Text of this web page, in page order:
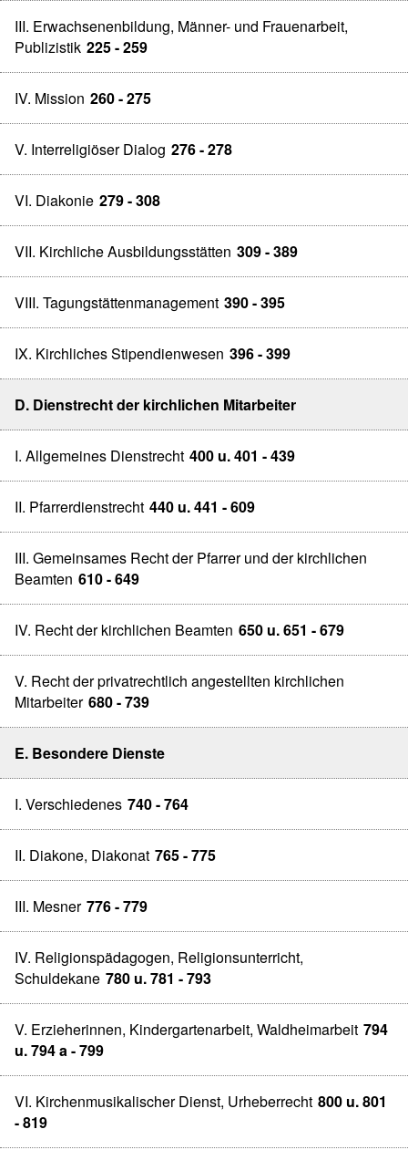
III. Erwachsenenbildung, Männer- und Frauenarbeit,
Publizistik 225 - 259
IV. Mission 260 - 275
V. Interreligiöser Dialog 276 - 278
VI. Diakonie 279 - 308
VII. Kirchliche Ausbildungsstätten 309 - 389
VIII. Tagungstättenmanagement 390 - 395
IX. Kirchliches Stipendienwesen 396 - 399
D. Dienstrecht der kirchlichen Mitarbeiter
I. Allgemeines Dienstrecht 400 u. 401 - 439
II. Pfarrerdienstrecht 440 u. 441 - 609
III. Gemeinsames Recht der Pfarrer und der kirchlichen
Beamten 610 - 649
IV. Recht der kirchlichen Beamten 650 u. 651 - 679
V. Recht der privatrechtlich angestellten kirchlichen
Mitarbeiter 680 - 739
E. Besondere Dienste
I. Verschiedenes 740 - 764
II. Diakone, Diakonat 765 - 775
III. Mesner 776 - 779
IV. Religionspädagogen, Religionsunterricht,
Schuldekane 780 u. 781 - 793
V. Erzieherinnen, Kindergartenarbeit, Waldheimarbeit 794
u. 794 a - 799
VI. Kirchenmusikalischer Dienst, Urheberrecht 800 u. 801
- 819